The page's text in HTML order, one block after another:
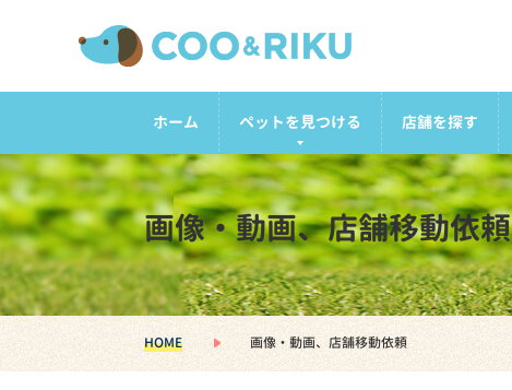
ホーム ペットを見つける 店舗を探す
画像・動画、店舗移動依頼
HOME 画像・動画、店舗移動依頼